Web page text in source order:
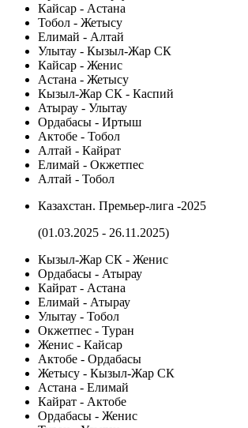
Кайсар - Астана
Тобол - Жетысу
Елимай - Алтай
Улытау - Кызыл-Жар СК
Кайсар - Женис
Астана - Жетысу
Кызыл-Жар СК - Каспий
Атырау - Улытау
Ордабасы - Иртыш
Актобе - Тобол
Алтай - Кайрат
Елимай - Окжетпес
Алтай - Тобол
Казахстан. Премьер-лига -2025
(01.03.2025 - 26.11.2025)
Кызыл-Жар СК - Женис
Ордабасы - Атырау
Кайрат - Астана
Елимай - Атырау
Улытау - Тобол
Окжетпес - Туран
Женис - Кайсар
Актобе - Ордабасы
Жетысу - Кызыл-Жар СК
Астана - Елимай
Кайрат - Актобе
Ордабасы - Женис